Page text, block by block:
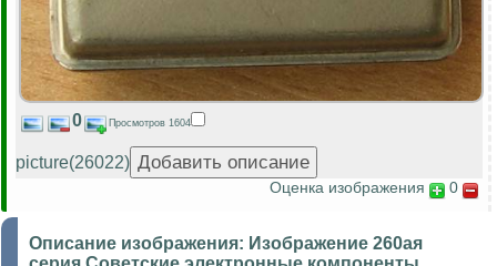
0 Просмотров 1604
picture(26022)
Оценка изображения 0
Описание изображения: Изображение 260ая